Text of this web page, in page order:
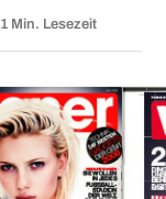
1 Min. Lesezeit